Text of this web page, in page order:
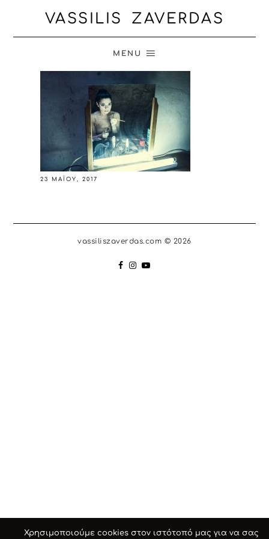
VASSILIS ZAVERDAS
MENU
23 ΜΑΪ́ΟΥ, 2017
vassiliszaverdas.com © 2026
Χρησιμοποιούμε cookies στον ιστότοπό μας για να σας